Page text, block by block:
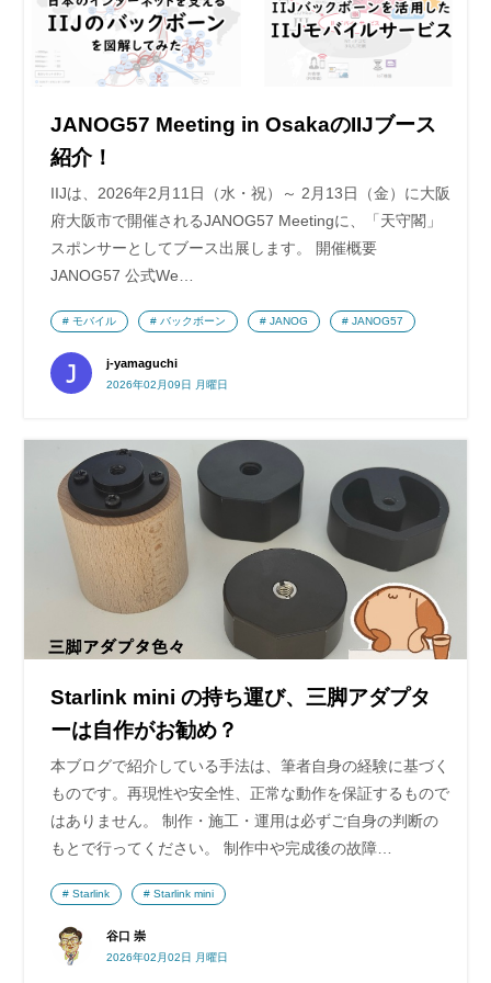
JANOG57 Meeting in OsakaのIIJブース
紹介！
IIJは、2026年2月11日（水・祝）～ 2月13日（金）に大阪
府大阪市で開催されるJANOG57 Meetingに、「天守閣」
スポンサーとしてブース出展します。 開催概要
JANOG57 公式We…
j-yamaguchi
2026年02月09日 月曜日
モバイル バックボーン JANOG JANOG57
Starlink mini の持ち運び、三脚アダプタ
ーは自作がお勧め？
本ブログで紹介している手法は、筆者自身の経験に基づく
ものです。再現性や安全性、正常な動作を保証するもので
はありません。 制作・施工・運用は必ずご自身の判断の
もとで行ってください。 制作中や完成後の故障…
谷口 崇
2026年02月02日 月曜日
Starlink Starlink mini